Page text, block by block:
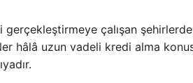
gerçekleştirmeye çalışan
hâlâ uzun vadeli kredi alma